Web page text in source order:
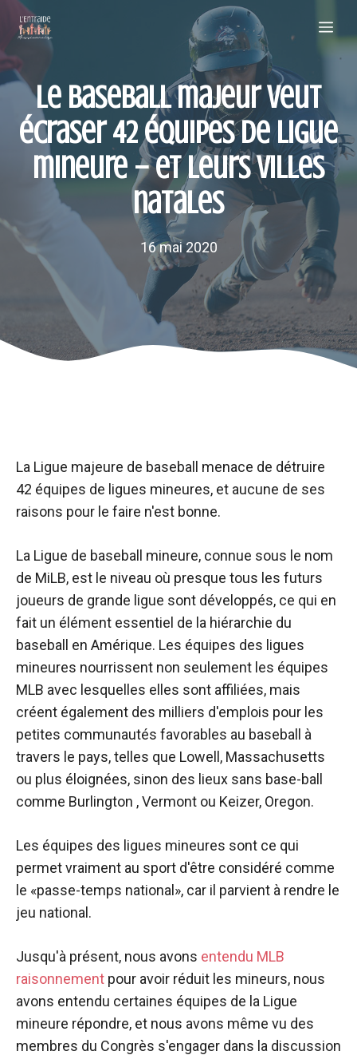
Aller
contenu
Le baseball majeur veut
écraser 42 équipes de ligue
mineure – et leurs villes
natales
16 mai 2020
La Ligue majeure de baseball menace de détruire
42 équipes de ligues mineures, et aucune de ses
raisons pour le faire n'est bonne.
La Ligue de baseball mineure, connue sous le nom
de MiLB, est le niveau où presque tous les futurs
joueurs de grande ligue sont développés, ce qui en
fait un élément essentiel de la hiérarchie du
baseball en Amérique. Les équipes des ligues
mineures nourrissent non seulement les équipes
MLB avec lesquelles elles sont affiliées, mais
créent également des milliers d'emplois pour les
petites communautés favorables au baseball à
travers le pays, telles que Lowell, Massachusetts
ou plus éloignées, sinon des lieux sans base-ball
comme Burlington , Vermont ou Keizer, Oregon.
Les équipes des ligues mineures sont ce qui
permet vraiment au sport d'être considéré comme
le «passe-temps national», car il parvient à rendre le
jeu national.
Jusqu'à présent, nous avons entendu MLB
raisonnement pour avoir réduit les mineurs, nous
avons entendu certaines équipes de la Ligue
mineure répondre, et nous avons même vu des
membres du Congrès s'engager dans la discussion